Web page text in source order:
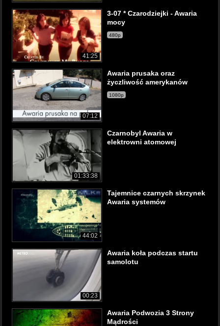
41:25
3-07 * Czarodziejki - Awaria
mocy
480p
07:12
Awaria prusaka oraz
życzliwość amerykanów
1080p
01:33:38
Czarnobyl Awaria w
elektrowni atomowej
44:02
Tajemnice czarnych skrzynek
Awaria systemów
00:23
Awaria koła podczas startu
samolotu
Awaria Podwozia 3 Strony
Mądrości